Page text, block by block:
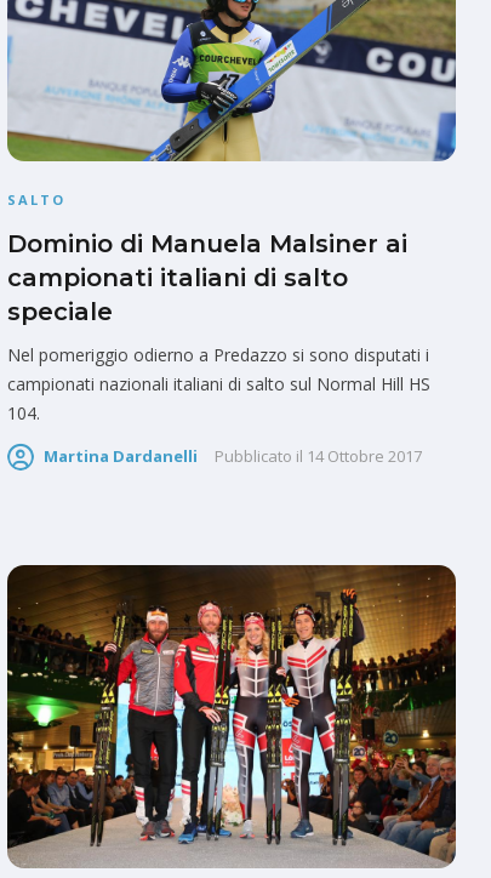
SALTO
Dominio di Manuela Malsiner ai
campionati italiani di salto
speciale
Nel pomeriggio odierno a Predazzo si sono disputati i
campionati nazionali italiani di salto sul Normal Hill HS
104.
Martina Dardanelli Pubblicato il 14 Ottobre 2017